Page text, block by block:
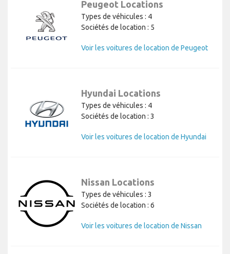
Peugeot Locations
Types de véhicules : 4
Sociétés de location : 5
Voir les voitures de location de Peugeot
Hyundai Locations
Types de véhicules : 4
Sociétés de location : 3
Voir les voitures de location de Hyundai
Nissan Locations
Types de véhicules : 3
Sociétés de location : 6
Voir les voitures de location de Nissan